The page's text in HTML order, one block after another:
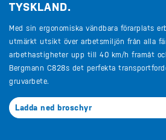
TYSKLAND.
Med sin ergonomiska vändbara förarplats
utmärkt utsikt över arbetsmiljön från alla
arbethastigheter upp till 40 km/h framåt
Bergmann C828s det perfekta
gruvarbete.
Ladda ned broschyr